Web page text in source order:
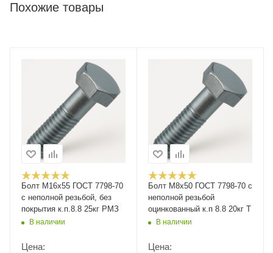
Похожие товары
Болт М16x55 ГОСТ 7798-70
с неполной резьбой, без
покрытия к.п.8.8 25кг РМЗ
В наличии
Цена:
Болт М8х50 ГОСТ 7798-70 с
неполной резьбой
оцинкованный к.п 8.8 20кг Т
В наличии
Цена: